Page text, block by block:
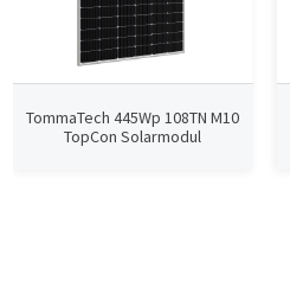
TommaTech 445Wp 108TN M10
TopCon Solarmodul